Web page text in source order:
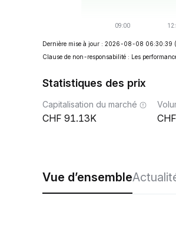
Dernière mise à jour : 2026-08-08 06:30:39
Clause de non-responsabilité : Les
Statistiques des prix
Capitalisation du marché
91.13K
Vue d’ensemble